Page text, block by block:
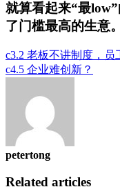
就算看起来“最
了门槛最高的生意。
c3.2 老板不讲制度，员
c4.5 企业难创新？
petertong
Related articles